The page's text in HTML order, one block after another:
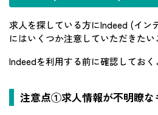
求人を探している方にIndeed (イン
にはいくつか注意していただきたい
Indeedを利用する前に確認しておく
注意点①求人情報が不明瞭な